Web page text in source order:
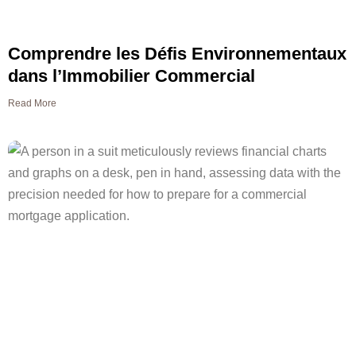
Comprendre les Défis Environnementaux
dans l’Immobilier Commercial
Read More